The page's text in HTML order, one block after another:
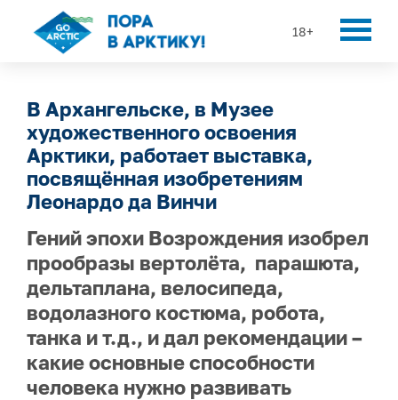
18+
В Архангельске, в Музее
художественного освоения
Арктики, работает выставка,
посвящённая изобретениям
Леонардо да Винчи
Гений эпохи Возрождения изобрел
прообразы вертолёта, парашюта,
дельтаплана, велосипеда,
водолазного костюма, робота,
танка и т.д., и дал рекомендации –
какие основные способности
человека нужно развивать